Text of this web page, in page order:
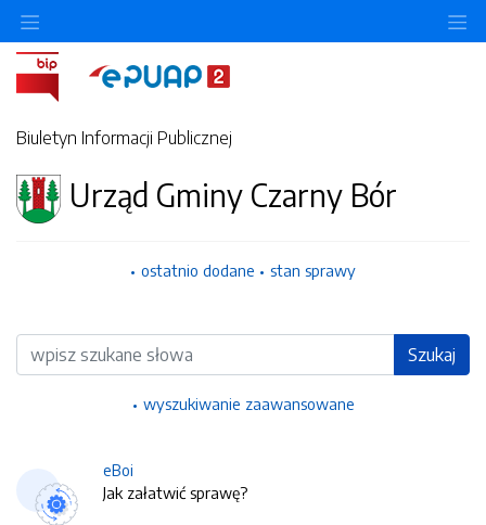
Biuletyn Informacji Publicznej
Urząd Gminy Czarny Bór
ostatnio dodane stan sprawy
Wyszukiwarka Szukaj
wyszukiwanie zaawansowane
eBoi
Jak załatwić sprawę?